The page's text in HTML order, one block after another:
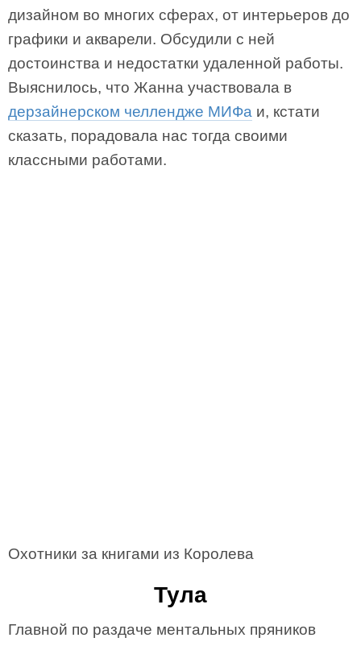
дизайном во многих сферах, от интерьеров до
графики и акварели. Обсудили с ней
достоинства и недостатки удаленной работы.
Выяснилось, что Жанна участвовала в
дерзайнерском челлендже МИФа и, кстати
сказать, порадовала нас тогда своими
классными работами.
Охотники за книгами из Королева
Тула
Главной по раздаче ментальных пряников